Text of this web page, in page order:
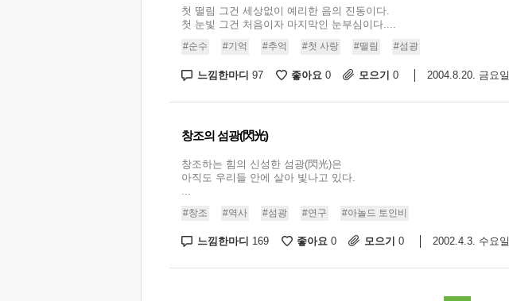
첫 떨림 그건 세상없이 예리한 음의 진동이다.
첫 눈빛 그건 처음이자 마지막인 눈부심이다....
#순수 #기억 #추억 #첫 사랑 #떨림 #섬광
느낌한마디 97 좋아요 0 모으기 0 2004.8.20. 금요일
창조의 섬광(閃光)
창조하는 힘의 신성한 섬광(閃光)은
아직도 우리들 안에 살아 빛나고 있다.
#창조 #역사 #섬광 #연구 #아놀드 토인비
느낌한마디 169 좋아요 0 모으기 0 2002.4.3. 수요일